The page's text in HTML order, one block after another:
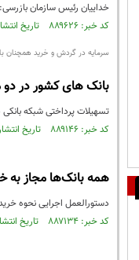
خداییان رئیس سازمان
کد خبر: ۸۸۹۶۲۶ تاریخ انتشار : ۱۴۰۵/۰۳/۳۱
سرمایه در گردش و خرید همچنان
بانک های کشور در دو ماه نخست 416 همت به خانوارها و 1440 همت به
تسهیلات پرداختی شبکه بانکی طی دو ماه نخست
کد خبر: ۸۸۹۱۴۶ تاریخ انتشار : ۱۴۰۵/۰۳/۲۴
همه بانک‌ها مجاز به خرید و
دستورالعمل اجرایی نحوه خرید و
کد خبر: ۸۸۷۱۳۴ تاریخ انتشار : ۱۴۰۵/۰۲/۲۳